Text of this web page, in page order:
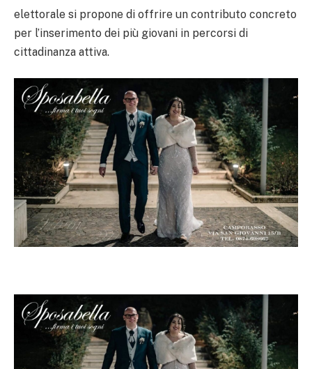
elettorale si propone di offrire un contributo concreto
per l’inserimento dei più giovani in percorsi di
cittadinanza attiva.